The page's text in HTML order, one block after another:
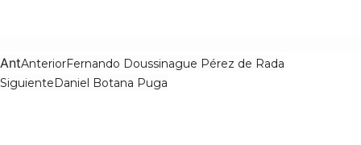
AntAnteriorFernando Doussinague Pérez de Rada
SiguienteDaniel Botana Puga